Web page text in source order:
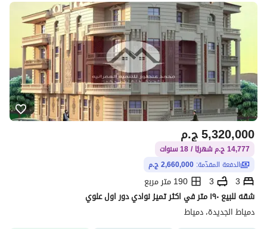
ج.م5,320,000
14,777 ج.م شهريًا / 18 سنوات
الدفعة المقدّمة: 2,660,000 ج.م
3
3
190 متر مربع
شقه للبيع ١٩٠ متر في اكثر تميز نوادي دور اول علوي
دمياط الجديدة، دمياط